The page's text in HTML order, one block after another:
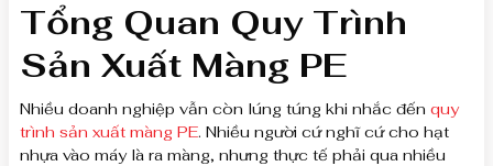
Tổng Quan Quy Trình
Sản Xuất Màng PE
Nhiều doanh nghiệp vẫn còn lúng túng khi nhắc đến quy
trình sản xuất màng PE. Nhiều người cứ nghĩ cứ cho hạt
nhựa vào máy là ra màng, nhưng thực tế phải qua nhiều